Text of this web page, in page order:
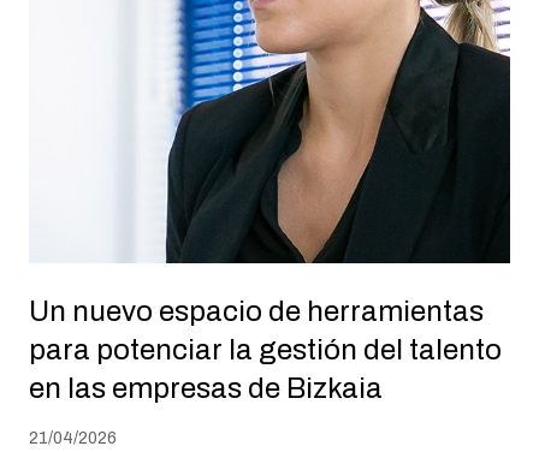
Un nuevo espacio de herramientas
para potenciar la gestión del talento
en las empresas de Bizkaia
21/04/2026